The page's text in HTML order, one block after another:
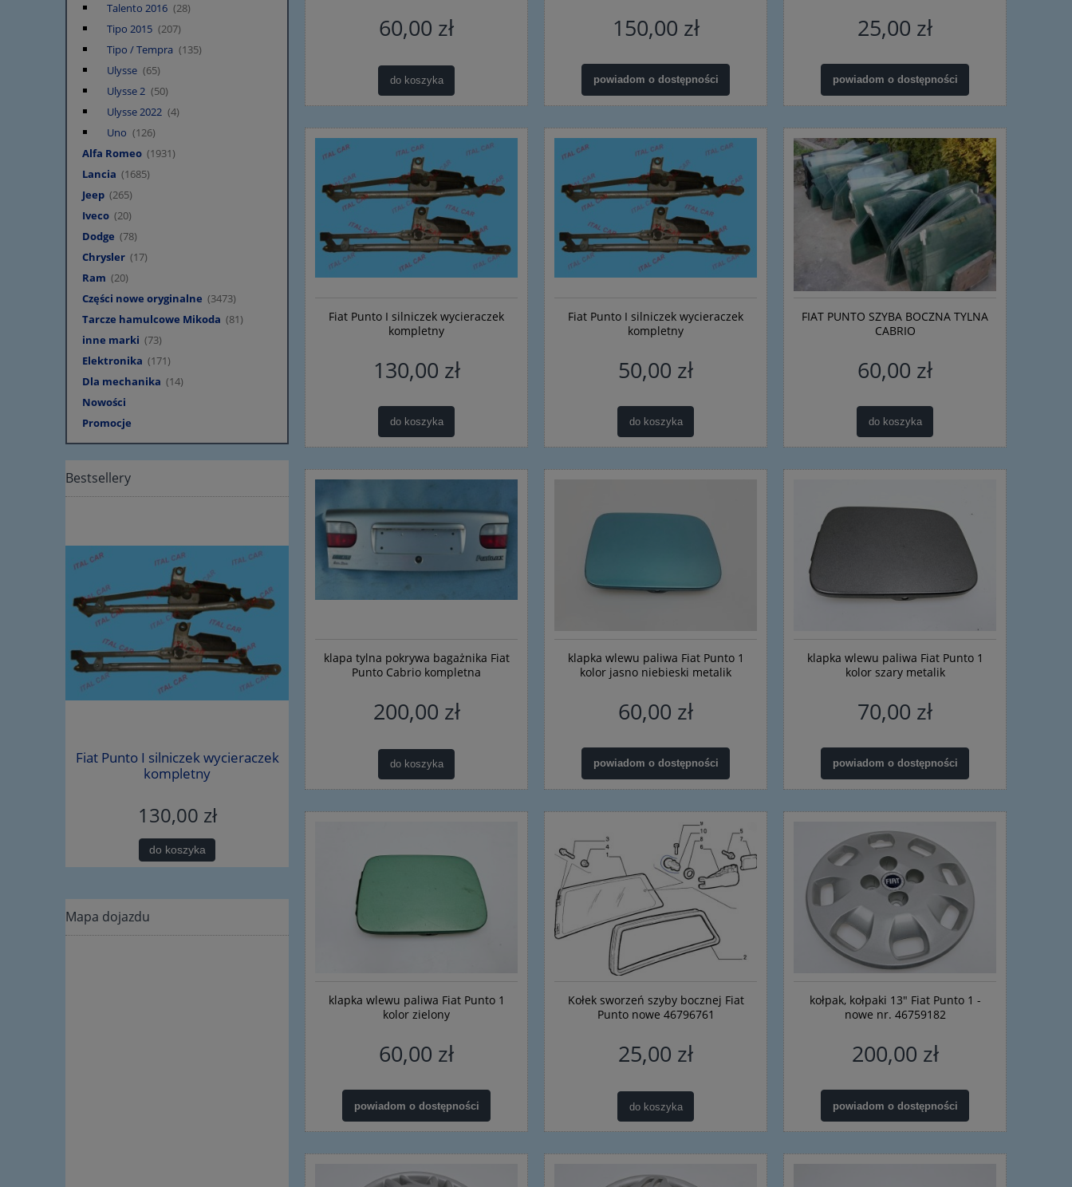
Talento 2016 (28)
Tipo 2015 (207)
Tipo / Tempra (135)
Ulysse (65)
Ulysse 2 (50)
Ulysse 2022 (4)
Uno (126)
Alfa Romeo (1931)
Lancia (1685)
Jeep (265)
Iveco (20)
Dodge (78)
Chrysler (17)
Ram (20)
Części nowe oryginalne (3473)
Tarcze hamulcowe Mikoda (81)
inne marki (73)
Elektronika (171)
Dla mechanika (14)
Nowości
Promocje
Bestsellery
Fiat Punto I silniczek wycieraczek
kompletny
130,00 zł
do koszyka
śruba wahacza górnego Alfa Romeo
147 156
35,00 zł
Rączka, uchwyt, wspornik, podstawa
do linki maski Fiat Bravo II - nowy
oryginalny 46784592
91,00 zł
do koszyka
uszczelka, osłona, gumka do linki
zmiany biegów Fiat Bravo, Panda,
Punto, Alfa, Lancia - nowa
10,00 zł
do koszyka
Oprawa
jazdy dziennej
Mapa dojazdu
60,00 zł
do koszyka
150,00 zł
powiadom o dostępności
25,00 zł
powiadom o dostępności
Fiat Punto I silniczek wycieraczek
kompletny
130,00 zł
do koszyka
Fiat Punto I silniczek wycieraczek
kompletny
50,00 zł
do koszyka
FIAT PUNTO SZYBA BOCZNA TYLNA
CABRIO
60,00 zł
do koszyka
klapa tylna pokrywa bagażnika Fiat
Punto Cabrio kompletna
200,00 zł
do koszyka
klapka wlewu paliwa Fiat Punto 1
kolor jasno niebieski metalik
60,00 zł
powiadom o dostępności
klapka wlewu paliwa Fiat Punto 1
kolor szary metalik
70,00 zł
powiadom o dostępności
klapka wlewu paliwa Fiat Punto 1
kolor zielony
60,00 zł
powiadom o dostępności
Kołek sworzeń szyby bocznej Fiat
Punto nowe 46796761
25,00 zł
do koszyka
kołpak, kołpaki 13" Fiat Punto 1 -
nowe nr. 46759182
200,00 zł
powiadom o dostępności